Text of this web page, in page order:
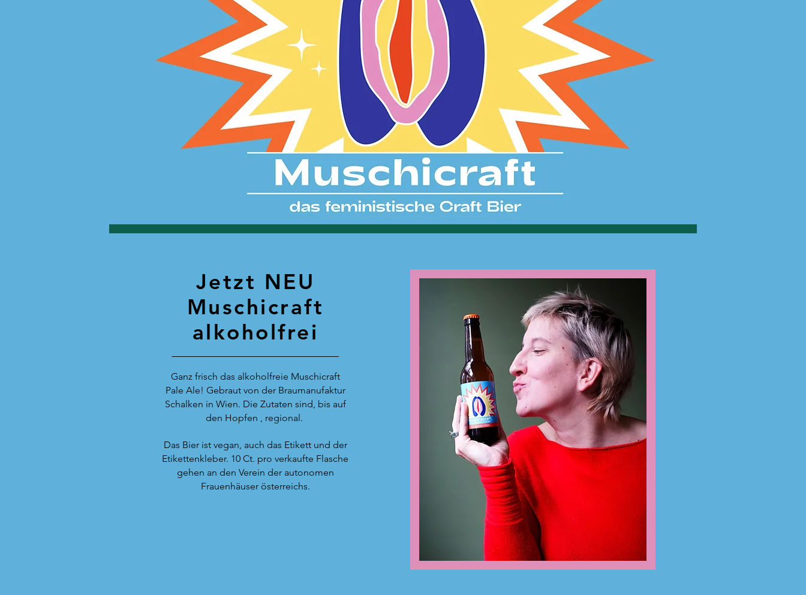
Jetzt NEU
Muschicraft
alkoholfrei
Ganz frisch das alkoholfreie Muschicraft
Pale Ale! Gebraut von der Braumanufaktur
Schalken in Wien. Die Zutaten sind, bis auf
den Hopfen , regional.
Das Bier ist vegan, auch das Etikett und der
Etikettenkleber. 10 Ct. pro verkaufte Flasche
gehen an den Verein der autonomen
Frauenhäuser österreichs.